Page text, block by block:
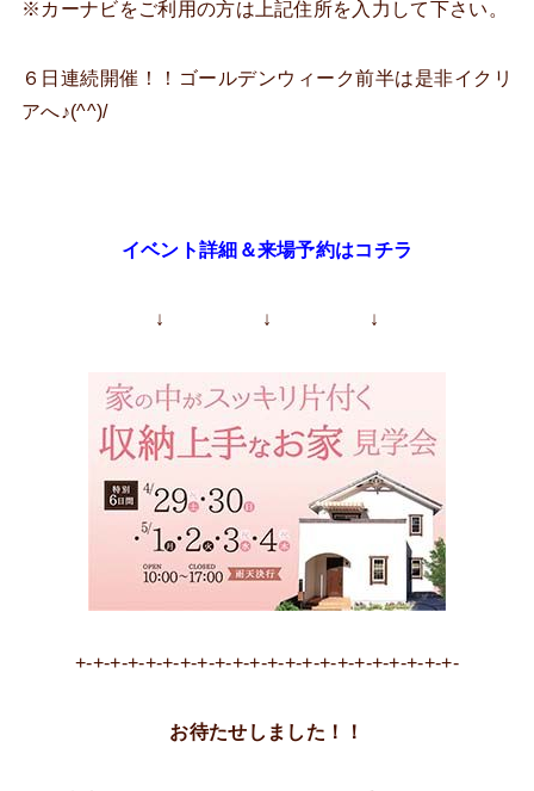
※カーナビをご利用の方は上記住所を入力して下さい。
６日連続開催！！ゴールデンウィーク前半は是非イクリ
アへ♪(^^)/
イベント詳細＆来場予約はコチラ
↓ ↓ ↓
+-+-+-+-+-+-+-+-+-+-+-+-+-+-+-+-+-+-+-+-+-+-
お待たせしました！！